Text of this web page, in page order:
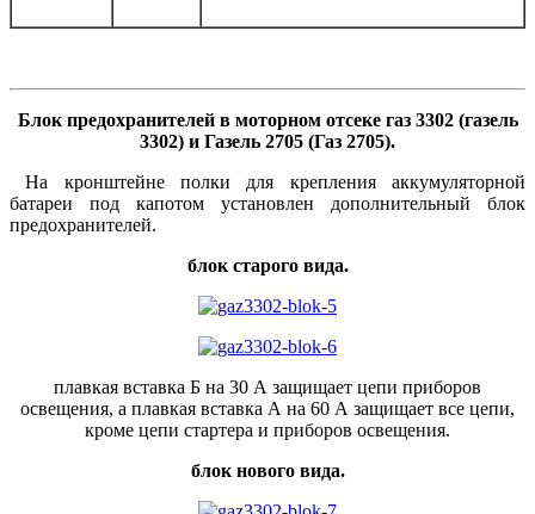
Блок предохранителей в моторном отсеке газ 3302 (газель
3302) и Газель 2705 (Газ 2705).
На кронштейне полки для крепления аккумуляторной
батареи под капотом установлен дополнительный блок
предохранителей.
блок старого вида.
плавкая вставка Б на 30 А защищает цепи приборов
освещения, а плавкая вставка А на 60 А защищает все цепи,
кроме цепи стартера и приборов освещения.
блок нового вида.